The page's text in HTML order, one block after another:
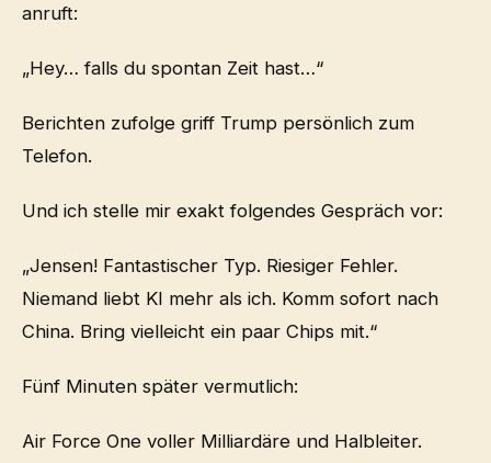
anruft:
„Hey… falls du spontan Zeit hast…“
Berichten zufolge griff Trump persönlich zum
Telefon.
Und ich stelle mir exakt folgendes Gespräch vor:
„Jensen! Fantastischer Typ. Riesiger Fehler.
Niemand liebt KI mehr als ich. Komm sofort nach
China. Bring vielleicht ein paar Chips mit.“
Fünf Minuten später vermutlich:
Air Force One voller Milliardäre und Halbleiter.